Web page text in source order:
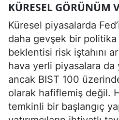
KÜRESEL GÖRÜNÜM
Küresel piyasalarda
daha gevşek bir
beklentisi risk iştahını
hava yerli piyasalara da
ancak BIST 100
olarak hafiflemiş değil.
temkinli bir başlangıç